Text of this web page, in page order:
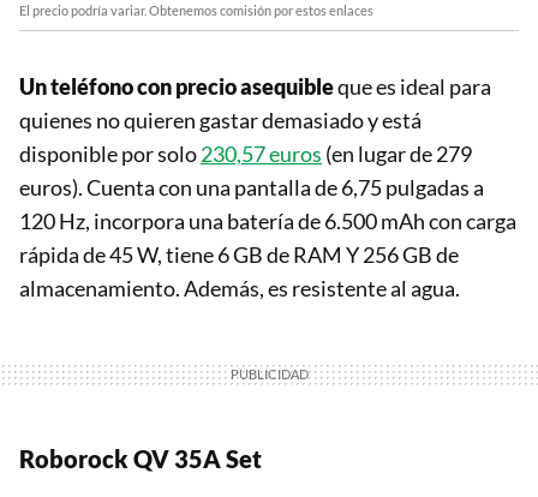
El precio podría variar. Obtenemos comisión por estos enlaces
Un teléfono con precio asequibleque es ideal para
quienes no quieren gastar demasiado y está
disponible por solo230,57 euros (en lugar de 279
euros). Cuenta con una pantalla de 6,75 pulgadas a
120 Hz, incorpora una batería de 6.500 mAh con carga
rápida de 45 W, tiene 6 GB de RAM Y 256 GB de
almacenamiento. Además, es resistente al agua.
Roborock QV 35A Set